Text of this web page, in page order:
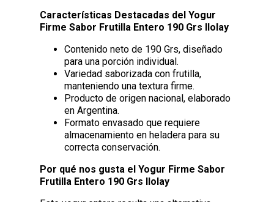
Características Destacadas del Yogur
Firme Sabor Frutilla Entero 190 Grs Ilolay
Contenido neto de 190 Grs, diseñado
para una porción individual.
Variedad saborizada con frutilla,
manteniendo una textura firme.
Producto de origen nacional, elaborado
en Argentina.
Formato envasado que requiere
almacenamiento en heladera para su
correcta conservación.
Por qué nos gusta el Yogur Firme Sabor
Frutilla Entero 190 Grs Ilolay